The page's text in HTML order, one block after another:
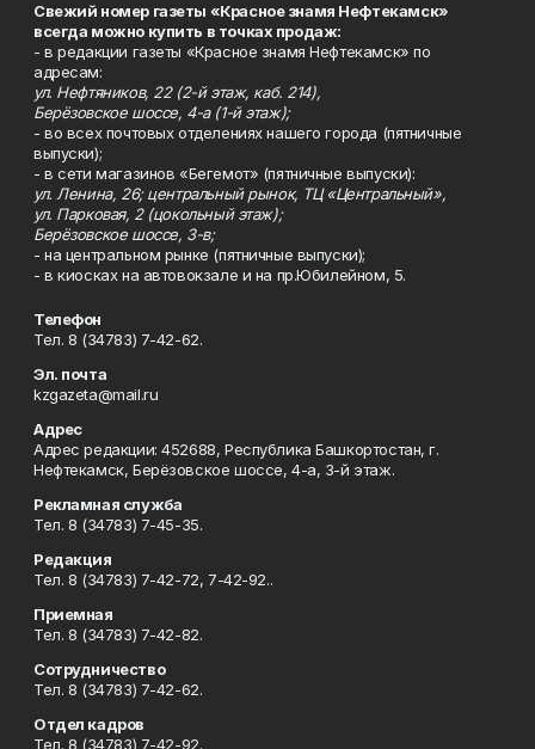
Свежий номер газеты «Красное знамя Нефтекамск»
всегда можно купить в точках продаж:
- в редакции газеты «Красное знамя Нефтекамск» по
адресам:
ул. Нефтяников, 22 (2-й этаж, каб. 214),
Берёзовское шоссе, 4-а (1-й этаж);
- во всех почтовых отделениях нашего города (пятничные
выпуски);
- в сети магазинов «Бегемот» (пятничные выпуски):
ул. Ленина, 26; центральный рынок, ТЦ «Центральный»,
ул. Парковая, 2 (цокольный этаж);
Берёзовское шоссе, 3-в;
- на центральном рынке (пятничные выпуски);
- в киосках на автовокзале и на пр.Юбилейном, 5.
Телефон
Тел. 8 (34783) 7-42-62.
Эл. почта
kzgazeta@mail.ru
Адрес
Адрес редакции: 452688, Республика Башкортостан, г.
Нефтекамск, Берёзовское шоссе, 4-а, 3-й этаж.
Рекламная служба
Тел. 8 (34783) 7-45-35.
Редакция
Тел. 8 (34783) 7-42-72, 7-42-92..
Приемная
Тел. 8 (34783) 7-42-82.
Сотрудничество
Тел. 8 (34783) 7-42-62.
Отдел кадров
Тел. 8 (34783) 7-42-92.